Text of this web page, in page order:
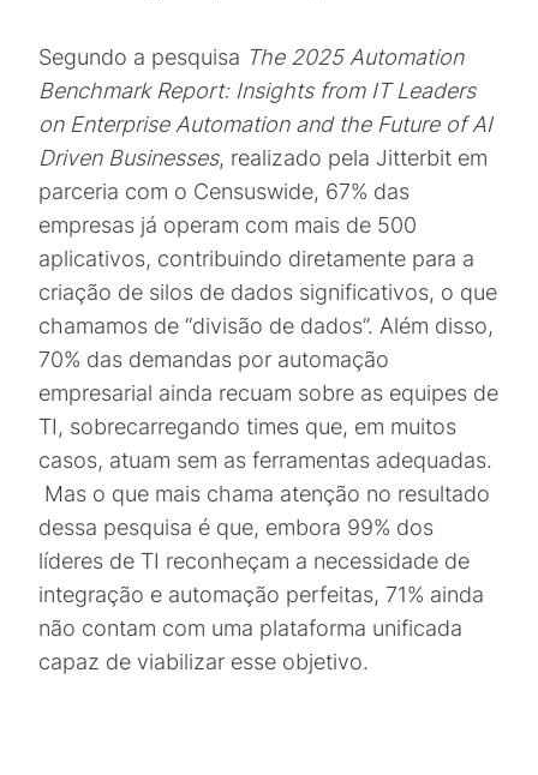
Segundo a pesquisa The 2025 Automation
Benchmark Report: Insights from IT Leaders
on Enterprise Automation and the Future of AI
Driven Businesses, realizado pela Jitterbit em
parceria com o Censuswide, 67% das
empresas já operam com mais de 500
aplicativos, contribuindo diretamente para a
criação de silos de dados significativos, o que
chamamos de “divisão de dados”. Além disso,
70% das demandas por automação
empresarial ainda recuam sobre as equipes de
TI, sobrecarregando times que, em muitos
casos, atuam sem as ferramentas adequadas.
Mas o que mais chama atenção no resultado
dessa pesquisa é que, embora 99% dos
líderes de TI reconheçam a necessidade de
integração e automação perfeitas, 71% ainda
não contam com uma plataforma unificada
capaz de viabilizar esse objetivo.